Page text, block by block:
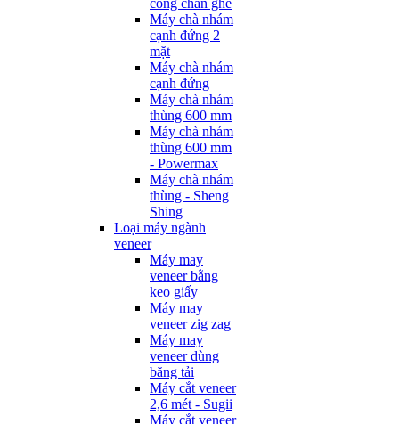
cong chân ghế
Máy chà nhám
cạnh đứng 2
mặt
Máy chà nhám
cạnh đứng
Máy chà nhám
thùng 600 mm
Máy chà nhám
thùng 600 mm
- Powermax
Máy chà nhám
thùng - Sheng
Shing
Loại máy ngành
veneer
Máy may
veneer bằng
keo giấy
Máy may
veneer zig zag
Máy may
veneer dùng
băng tải
Máy cắt veneer
2,6 mét - Sugii
Máy cắt veneer